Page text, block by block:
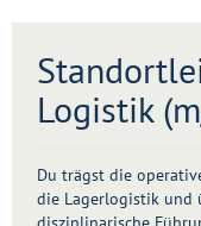
Logistik
Du trägst die
die Lagerlogistik und